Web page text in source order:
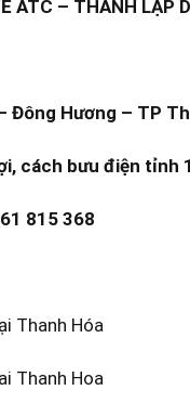
ATC – THÀNH LẬP
Đông Hương – TP
cách bưu điện tỉnh
815 368
Thanh Hóa
Thanh Hoa